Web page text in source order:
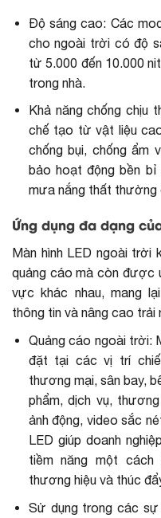
Độ sáng cao: Các
cho ngoài trời có độ
từ 5.000 đến 10.000
trong nhà.
Khả năng chống chịu
chế tạo từ vật liệu
chống bụi, chống ẩm
bảo hoạt động bền
mưa nắng thất thường
Ứng dụng đa dạng
Màn hình LED ngoài trời
quảng cáo mà còn được
vực khác nhau, mang
thông tin và nâng cao trải
Quảng cáo ngoài trời:
đặt tại các vị trí
thương mại, sân bay,
phẩm, dịch vụ,
ảnh động, video sắc
LED giúp doanh
tiềm năng một cách
thương hiệu và thúc
Sử dụng trong các sự